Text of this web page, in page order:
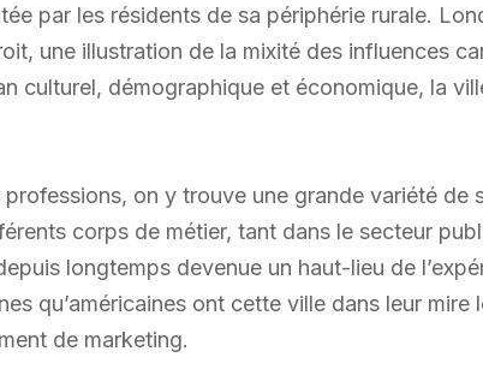
par les résidents de sa périphérie rurale.
une illustration de la mixité des influences
culturel, démographique et économique, la
professions, on y trouve une grande variété de
corps de métier, tant dans le secteur
longtemps devenue un haut-lieu de
qu’américaines ont cette ville dans leur mire
de marketing.